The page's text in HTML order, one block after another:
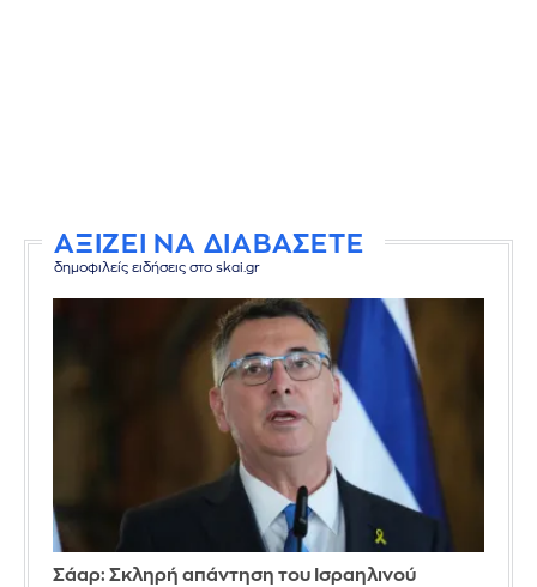
ΑΞΙΖΕΙ ΝΑ ΔΙΑΒΑΣΕΤΕ
δημοφιλείς ειδήσεις στο skai.gr
Σάαρ: Σκληρή απάντηση του Ισραηλινού